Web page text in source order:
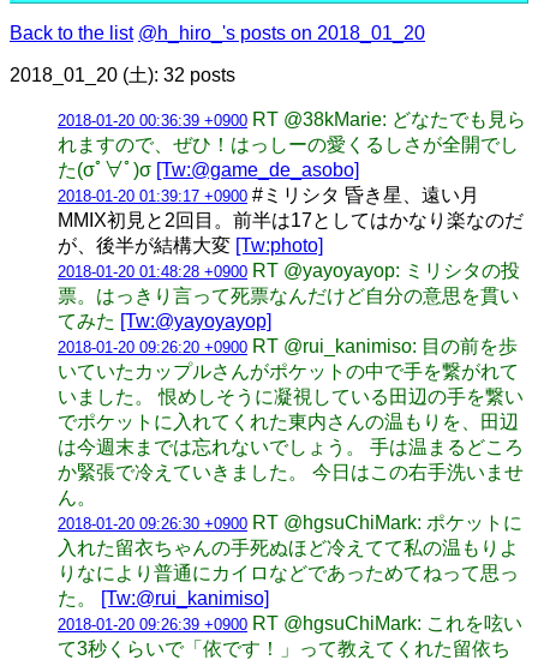
Back to the list @h_hiro_'s posts on 2018_01_20
2018_01_20 (土): 32 posts
2018-01-20 00:36:39 +0900 RT @38kMarie: どなたでも見ら
れますので、ぜひ！はっしーの愛くるしさが全開でし
た(σﾟ∀ﾟ)σ [Tw:@game_de_asobo]
2018-01-20 01:39:17 +0900 #ミリシタ 昏き星、遠い月
MMIX初見と2回目。前半は17としてはかなり楽なのだ
が、後半が結構大変 [Tw:photo]
2018-01-20 01:48:28 +0900 RT @yayoyayop: ミリシタの投
票。はっきり言って死票なんだけど自分の意思を貫い
てみた [Tw:@yayoyayop]
2018-01-20 09:26:20 +0900 RT @rui_kanimiso: 目の前を歩
いていたカップルさんがポケットの中で手を繋がれて
いました。 恨めしそうに凝視している田辺の手を繋い
でポケットに入れてくれた東内さんの温もりを、田辺
は今週末までは忘れないでしょう。 手は温まるどころ
か緊張で冷えていきました。 今日はこの右手洗いませ
ん。
2018-01-20 09:26:30 +0900 RT @hgsuChiMark: ポケットに
入れた留衣ちゃんの手死ぬほど冷えてて私の温もりよ
りなにより普通にカイロなどであっためてねって思っ
た。
[Tw:@rui_kanimiso]
2018-01-20 09:26:39 +0900 RT @hgsuChiMark: これを呟い
て3秒くらいで「依です！」って教えてくれた留依ち